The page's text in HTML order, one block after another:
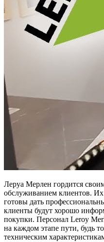
Леруа Мерлен гордится
обслуживанием клиентов.
готовы дать
клиенты будут хорошо
покупки. Персонал Leroy
на каждом этапе пути, будь
техническим